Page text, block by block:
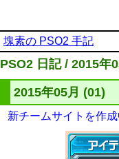
塊素の PSO2 手記
PSO2 日記 / 2015年
2015年05月 (01)
新チームサイトを作成